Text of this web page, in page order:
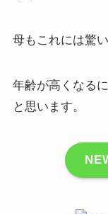
母もこれには驚
年齢が高くなる
と思います。